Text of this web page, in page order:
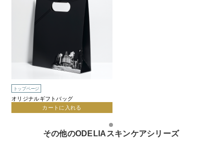
トップページ
オリジナルギフトバッグ
カートに入れる
その他のODELIAスキンケアシリーズ